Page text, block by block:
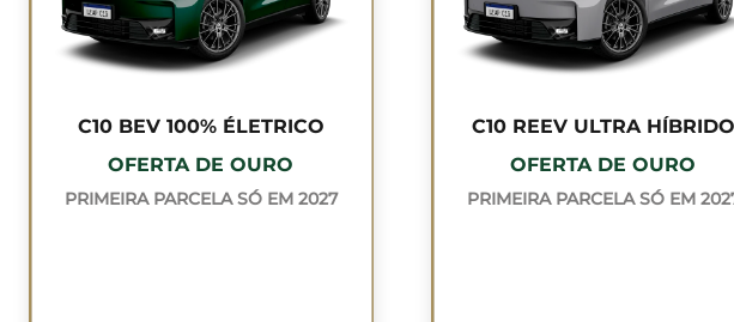
C10 BEV 100% ÉLETRICO
OFERTA DE OURO
PRIMEIRA PARCELA SÓ EM 2027
C10 REEV ULTRA HÍBRIDO
OFERTA DE OURO
PRIMEIRA PARCELA SÓ EM